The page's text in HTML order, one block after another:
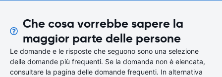
Che cosa vorrebbe sapere la
maggior parte delle persone
Le domande e le risposte che seguono sono una selezione
delle domande più frequenti. Se la domanda non è elencata,
consultare la pagina delle domande frequenti. In alternativa